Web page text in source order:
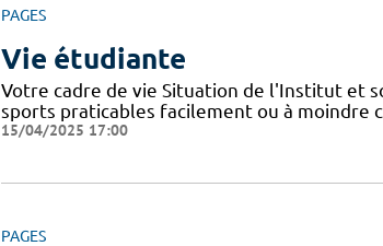
PAGES
Vie étudiante
Votre cadre de vie Situation de l'Institut et
sports praticables facilement ou à
15/04/2025 17:00
PAGES